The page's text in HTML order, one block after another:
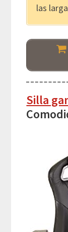
las
Silla